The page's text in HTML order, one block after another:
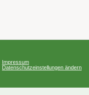
Impressum
Datenschutzeinstellungen ändern